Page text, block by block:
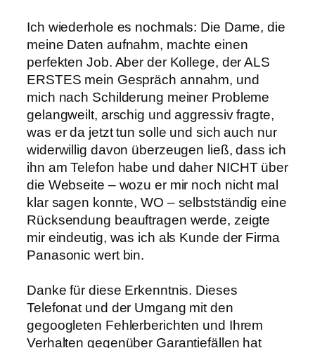
Ich wiederhole es nochmals: Die Dame, die
meine Daten aufnahm, machte einen
perfekten Job. Aber der Kollege, der ALS
ERSTES mein Gespräch annahm, und
mich nach Schilderung meiner Probleme
gelangweilt, arschig und aggressiv fragte,
was er da jetzt tun solle und sich auch nur
widerwillig davon überzeugen ließ, dass ich
ihn am Telefon habe und daher NICHT über
die Webseite – wozu er mir noch nicht mal
klar sagen konnte, WO – selbstständig eine
Rücksendung beauftragen werde, zeigte
mir eindeutig, was ich als Kunde der Firma
Panasonic wert bin.
Danke für diese Erkenntnis. Dieses
Telefonat und der Umgang mit den
gegoogleten Fehlerberichten und Ihrem
Verhalten gegenüber Garantiefällen hat